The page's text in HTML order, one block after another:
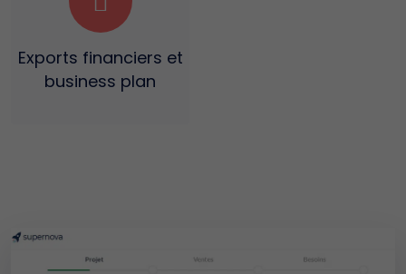
Exports financiers et
business plan